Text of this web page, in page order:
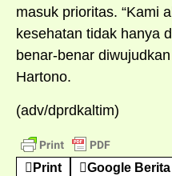
masuk prioritas. “Kami
kesehatan tidak hanya
benar-benar
Hartono.
(adv/dprdkaltim)
Print Google Berita